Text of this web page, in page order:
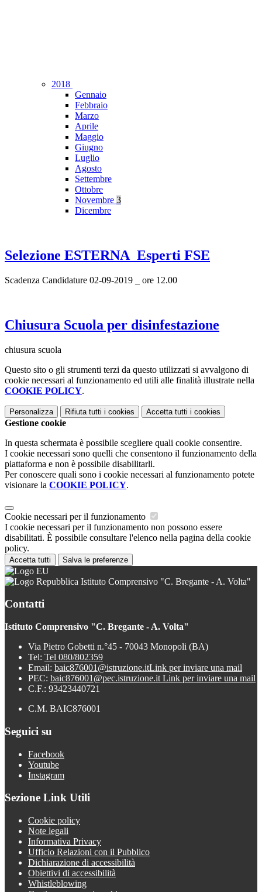
2018
Gennaio
Febbraio
Marzo
Aprile
Maggio
Giugno
Luglio
Agosto
Settembre
Ottobre
Novembre 3
Dicembre
Selezione ESTERNA_Esperti FSE
Scadenza Candidature 02-09-2019 _ ore 12.00
Chiusura Scuola per disinfestazione
chiusura scuola
Questo sito o gli strumenti terzi da questo utilizzati si avvalgono di
cookie necessari al funzionamento ed utili alle finalità illustrate nella
COOKIE POLICY.
Personalizza Rifiuta tutti i cookies Accetta tutti i cookies
Gestione cookie
In questa schermata è possibile scegliere quali cookie consentire.
I cookie necessari sono quelli che consentono il funzionamento della
piattaforma e non è possibile disabilitarli.
Per conoscere quali sono i cookie necessari al funzionamento potete
visionare la COOKIE POLICY.
Cookie necessari per il funzionamento
I cookie necessari per il funzionamento non possono essere
disabilitati. È possibile consultare l'elenco nella pagina della cookie
policy.
Accetta tutti Salva le preferenze
Istituto Comprensivo "C. Bregante - A. Volta"
Contatti
Istituto Comprensivo "C. Bregante - A. Volta"
Via Pietro Gobetti n.°45 - 70043 Monopoli (BA)
Tel: Tel 080/802359
Email: baic876001@istruzione.itLink per inviare una mail
PEC: baic876001@pec.istruzione.it Link per inviare una mail
C.F.: 93423440721
C.M. BAIC876001
Seguici su
Facebook
Youtube
Instagram
Sezione Link Utili
Cookie policy
Note legali
Informativa Privacy
Ufficio Relazioni con il Pubblico
Dichiarazione di accessibilità
Obiettivi di accessibilità
Whistleblowing